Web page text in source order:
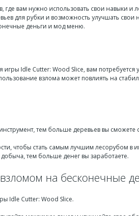
вам нужно использовать свои навыки и
для рубки и возможность улучшать
деньги и мод меню.
Idle Cutter: Wood Slice, вам потребуется
взлома может повлиять на
тем больше деревьев вы сможете
чтобы стать самым лучшим лесорубом в
тем больше денег вы заработаете.
на бесконечные
Idle Cutter: Wood Slice.